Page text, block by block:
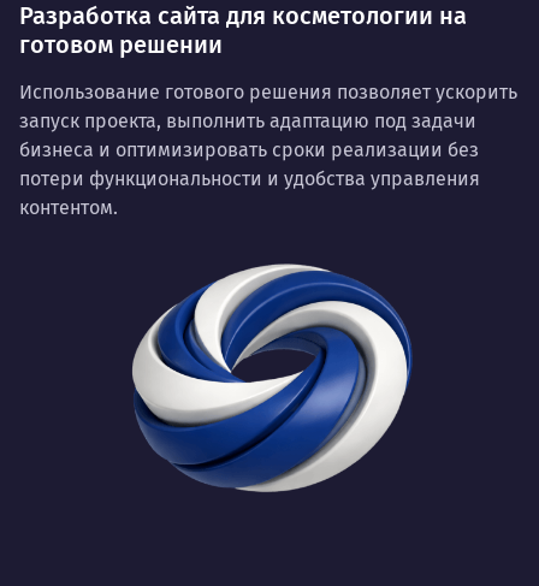
Разработка сайта для косметологии на
готовом решении
Использование готового решения позволяет ускорить
запуск проекта, выполнить адаптацию под задачи
бизнеса и оптимизировать сроки реализации без
потери функциональности и удобства управления
контентом.